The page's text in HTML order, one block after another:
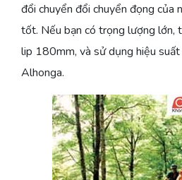
đổi chuyển đổi chuyển đọng của
tốt. Nếu bạn có trọng lượng lớn,
lip 180mm, và sử dụng hiệu
Alhonga.